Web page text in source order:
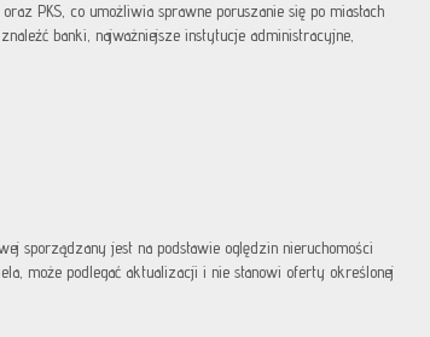
PKS, co umożliwia sprawne poruszanie się po miastach
banki, najważniejsze instytucje administracyjne,
sporządzany jest na podstawie oględzin nieruchomości
może podlegać aktualizacji i nie stanowi oferty określonej